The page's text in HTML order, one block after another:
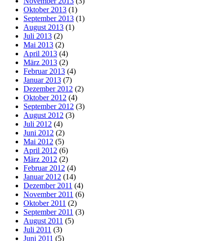
Oktober 2013 (1)
September 2013 (1)
August 2013 (1)
Juli 2013 (2)
Mai 2013 (2)
April 2013 (4)
März 2013 (2)
Februar 2013 (4)
Januar 2013 (7)
Dezember 2012 (2)
Oktober 2012 (4)
September 2012 (3)
August 2012 (3)
Juli 2012 (4)
Juni 2012 (2)
Mai 2012 (5)
April 2012 (6)
März 2012 (2)
Februar 2012 (4)
Januar 2012 (14)
Dezember 2011 (4)
November 2011 (6)
Oktober 2011 (2)
September 2011 (3)
August 2011 (5)
Juli 2011 (3)
Juni 2011 (5)